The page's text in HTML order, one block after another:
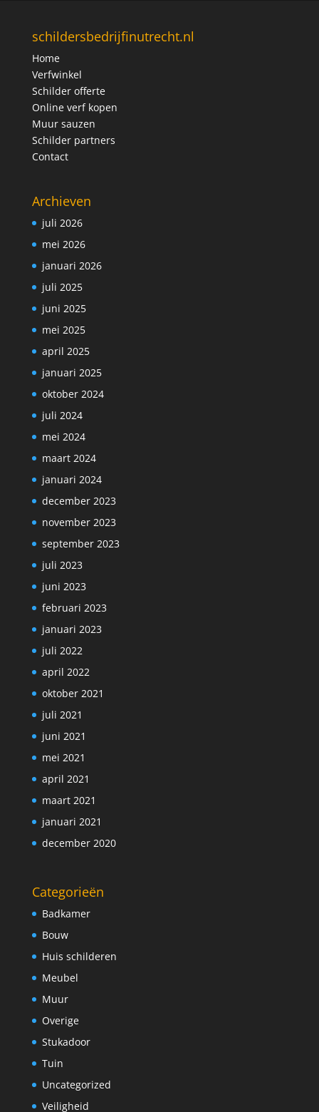
schildersbedrijfinutrecht.nl
Home
Verfwinkel
Schilder offerte
Online verf kopen
Muur sauzen
Schilder partners
Contact
Archieven
juli 2026
mei 2026
januari 2026
juli 2025
juni 2025
mei 2025
april 2025
januari 2025
oktober 2024
juli 2024
mei 2024
maart 2024
januari 2024
december 2023
november 2023
september 2023
juli 2023
juni 2023
februari 2023
januari 2023
juli 2022
april 2022
oktober 2021
juli 2021
juni 2021
mei 2021
april 2021
maart 2021
januari 2021
december 2020
Categorieën
Badkamer
Bouw
Huis schilderen
Meubel
Muur
Overige
Stukadoor
Tuin
Uncategorized
Veiligheid